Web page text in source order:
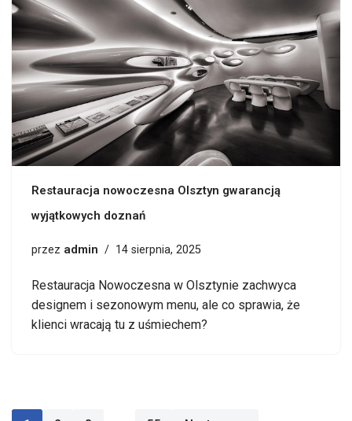
Restauracja nowoczesna Olsztyn gwarancją
wyjątkowych doznań
przez admin 14 sierpnia, 2025
Restauracja Nowoczesna w Olsztynie zachwyca
designem i sezonowym menu, ale co sprawia, że
klienci wracają tu z uśmiechem?